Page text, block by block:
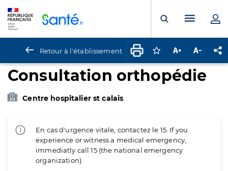
Ouvrir laMenu
Retour à l'établissement Connectez-vous
Augmenter la
Consultation orthopédie
Centre hospitalier st calais
En cas d'urgence vitale, contactez le 15. If you
experience or witness a medical emergency,
immediatly call 15 (the national emergency
organization).